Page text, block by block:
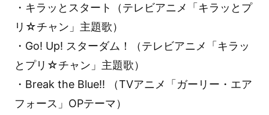
・キラッとスタート（テレビアニメ「キラッとプ
リ☆チャン」主題歌）
・Go! Up! スターダム！（テレビアニメ「キラッ
とプリ☆チャン」主題歌）
・Break the Blue!! （TVアニメ「ガーリー・エア
フォース」OPテーマ）